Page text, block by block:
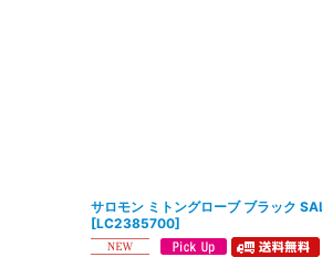
サロモン ミトングローブ ブラック
[LC2385700]